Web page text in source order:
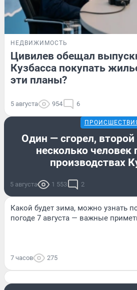
НЕДВИЖИМОСТЬ
Цивилев обещал
Кузбасса покупать
эти планы?
5 августа 954 6
Один — сгорел,
несколько человек
производствах
5 августа 1 553 2
Какой будет зима, можно узнать
погоде 7 августа — важные
7 часов 275